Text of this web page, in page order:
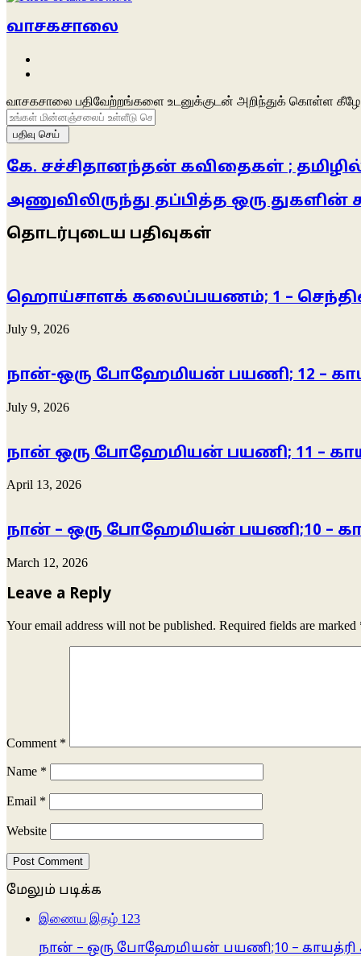
வாசகசாலை
வாசகசாலை பதிவேற்றங்களை உடனுக்குடன் அறிந்துக் கொள்ள
உங்கள்
மின்னஞ்சலைப்
உள்ளீடு
செய்க
கே. சச்சிதானந்தன் கவிதைகள் ;
அணுவிலிருந்து தப்பித்த ஒரு
தொடர்புடைய பதிவுகள்
ஹொய்சாளக் கலைப்பயணம்; 1 –
July 9, 2026
நான்-ஒரு போஹேமியன் பயணி; 12 –
July 9, 2026
நான் ஒரு போஹேமியன் பயணி; 11 –
April 13, 2026
நான் – ஒரு போஹேமியன் பயணி;10 –
March 12, 2026
Leave a Reply
Your email address will not be published. Required fields are marked
Comment *
Name *
Email *
Website
மேலும் படிக்க
இணைய இதழ் 123
நான் – ஒரு போஹேமியன் பயணி;10 – காயத்ரி